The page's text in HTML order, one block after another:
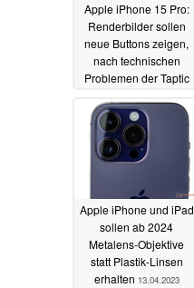
Apple iPhone 15 Pro:
Renderbilder sollen
neue Buttons zeigen,
nach technischen
Problemen der Taptic
Apple iPhone und iPad
sollen ab 2024
Metalens-Objektive
statt Plastik-Linsen
erhalten 13.04.2023